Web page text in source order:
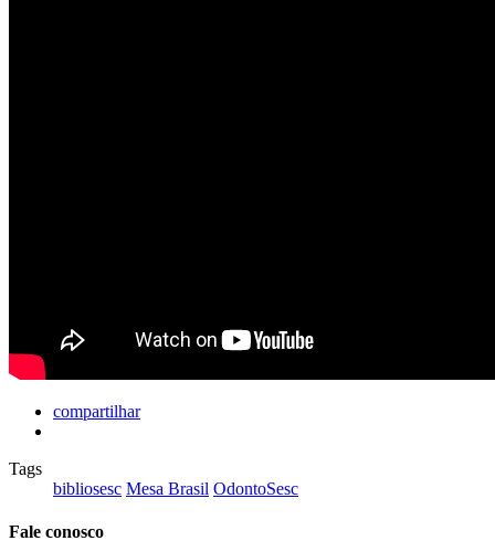
compartilhar
Tags
bibliosesc Mesa Brasil OdontoSesc
Fale conosco